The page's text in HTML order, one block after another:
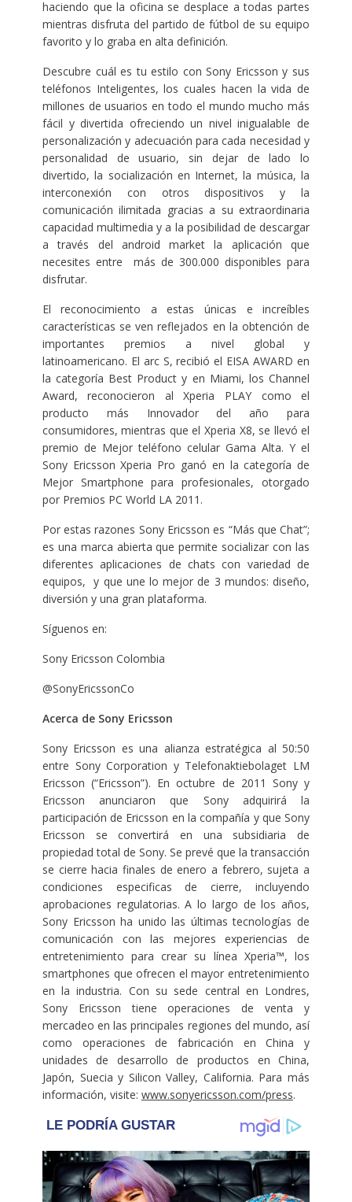
haciendo que la oficina se desplace a todas partes
mientras disfruta del partido de fútbol de su equipo
favorito y lo graba en alta definición.
Descubre cuál es tu estilo con Sony Ericsson y sus
teléfonos Inteligentes, los cuales hacen la vida de
millones de usuarios en todo el mundo mucho más
fácil y divertida ofreciendo un nivel inigualable de
personalización y adecuación para cada necesidad y
personalidad de usuario, sin dejar de lado lo
divertido, la socialización en Internet, la música, la
interconexión con otros dispositivos y la
comunicación ilimitada gracias a su extraordinaria
capacidad multimedia y a la posibilidad de descargar
a través del android market la aplicación que
necesites entre más de 300.000 disponibles para
disfrutar.
El reconocimiento a estas únicas e increíbles
características se ven reflejados en la obtención de
importantes premios a nivel global y
latinoamericano. El arc S, recibió el EISA AWARD en
la categoría Best Product y en Miami, los Channel
Award, reconocieron al Xperia PLAY como el
producto más Innovador del año para
consumidores, mientras que el Xperia X8, se llevó el
premio de Mejor teléfono celular Gama Alta. Y el
Sony Ericsson Xperia Pro ganó en la categoría de
Mejor Smartphone para profesionales, otorgado
por Premios PC World LA 2011.
Por estas razones Sony Ericsson es “Más que Chat”;
es una marca abierta que permite socializar con las
diferentes aplicaciones de chats con variedad de
equipos, y que une lo mejor de 3 mundos: diseño,
diversión y una gran plataforma.
Síguenos en:
Sony Ericsson Colombia
@SonyEricssonCo
Acerca de Sony Ericsson
Sony Ericsson es una alianza estratégica al 50:50
entre Sony Corporation y Telefonaktiebolaget LM
Ericsson (“Ericsson”). En octubre de 2011 Sony y
Ericsson anunciaron que Sony adquirirá la
participación de Ericsson en la compañía y que Sony
Ericsson se convertirá en una subsidiaria de
propiedad total de Sony. Se prevé que la transacción
se cierre hacia finales de enero a febrero, sujeta a
condiciones especificas de cierre, incluyendo
aprobaciones regulatorias. A lo largo de los años,
Sony Ericsson ha unido las últimas tecnologías de
comunicación con las mejores experiencias de
entretenimiento para crear su línea Xperia™, los
smartphones que ofrecen el mayor entretenimiento
en la industria. Con su sede central en Londres,
Sony Ericsson tiene operaciones de venta y
mercadeo en las principales regiones del mundo, así
como operaciones de fabricación en China y
unidades de desarrollo de productos en China,
Japón, Suecia y Silicon Valley, California. Para más
información, visite: www.sonyericsson.com/press.